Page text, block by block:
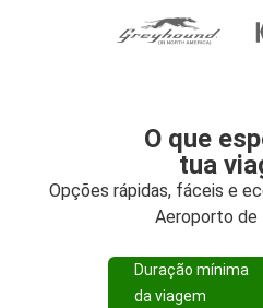
O que
tua
Opções rápidas, fáceis e
Aeroporto de
Duração mínima
da viagem